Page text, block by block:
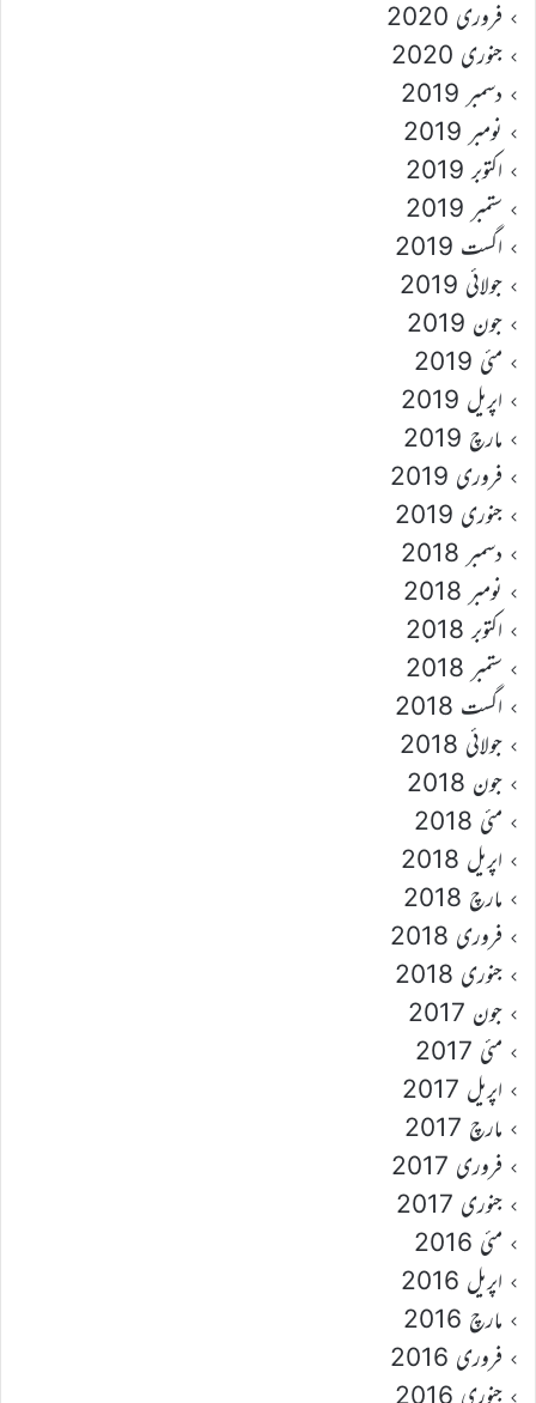
فروری 2020
جنوری 2020
دسمبر 2019
نومبر 2019
اکتوبر 2019
ستمبر 2019
اگست 2019
جولائی 2019
جون 2019
مئی 2019
اپریل 2019
مارچ 2019
فروری 2019
جنوری 2019
دسمبر 2018
نومبر 2018
اکتوبر 2018
ستمبر 2018
اگست 2018
جولائی 2018
جون 2018
مئی 2018
اپریل 2018
مارچ 2018
فروری 2018
جنوری 2018
جون 2017
مئی 2017
اپریل 2017
مارچ 2017
فروری 2017
جنوری 2017
مئی 2016
اپریل 2016
مارچ 2016
فروری 2016
جنوری 2016